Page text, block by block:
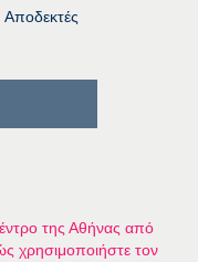
της Αθήνας από
χρησιμοποιήστε τον